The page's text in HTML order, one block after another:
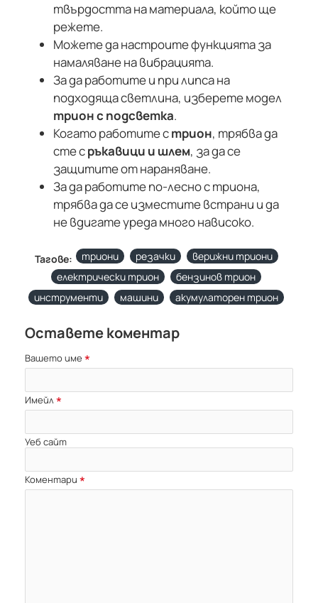
твърдостта на материала, който ще
режете.
Можете да настроите функцията за
намаляване на вибрацията.
За да работите и при липса на
подходяща светлина, изберете модел
трион с подсветка.
Когато работите стрион, трябва да
сте сръкавици и шлем, за да се
защитите от нараняване.
За да работите по-лесно с триона,
трябва да се изместите встрани и да
не вдигате уреда много нависоко.
Тагове: триони резачки
верижни триони
електрически трион
бензинов трион
инструменти
машини акумулаторен трион
Оставете коментар
Вашето име
Имейл
Уеб сайт
Коментари